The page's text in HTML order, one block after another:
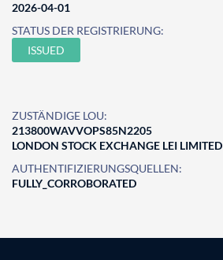
2026-04-01
STATUS DER REGISTRIERUNG:
ISSUED
ZUSTÄNDIGE LOU:
213800WAVVOPS85N2205
LONDON STOCK EXCHANGE LEI LIMITED
AUTHENTIFIZIERUNGSQUELLEN:
FULLY_CORROBORATED